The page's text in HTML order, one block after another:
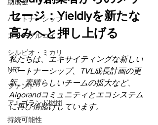
助成金
パートナーシップ
ステーブルコイン
シルビオ・ミカリ
NFT
ファンド
アルゴランド財団
持続可能性
セージ：Yieldlyを新たな
高みへと押し上げる
私たちは、エキサイティングな新しい
パートナーシップ、TVL成長計画の更
新、素晴らしいチームの拡大など、
Algorandコミュニティとエコシステム
に再び倍賭けしています。